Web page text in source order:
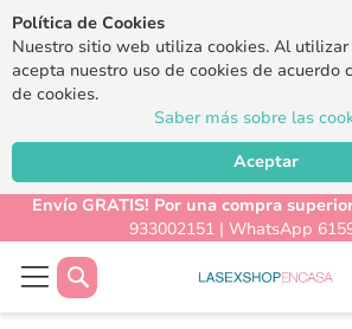
Política de Cookies
Nuestro sitio web utiliza cookies. Al
acepta nuestro uso de cookies de acuerdo
de cookies.
Saber más sobre las
Aceptar
Envío GRATIS! Por una compra
933002151 | WhatsApp
Buscar